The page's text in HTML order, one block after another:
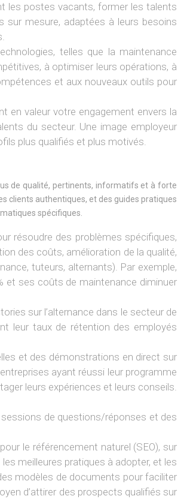
les postes vacants, former les talents
mesure, adaptées à leurs besoins
telles que la maintenance
à optimiser leurs opérations, à
et aux nouveaux outils pour
en valeur votre engagement envers la
du secteur. Une image employeur
plus qualifiés et plus motivés.
de qualité, pertinents, informatifs et à forte
clients authentiques, et des guides pratiques
spécifiques.
résoudre des problèmes spécifiques,
des coûts, amélioration de la qualité,
tuteurs, alternants). Par exemple,
et ses coûts de maintenance diminuer
sur l’alternance dans le secteur de
leur taux de rétention des employés
et des démonstrations en direct sur
ayant réussi leur programme
leurs expériences et leurs conseils.
sessions de questions/réponses et des
le référencement naturel (SEO), sur
meilleures pratiques à adopter, et les
modèles de documents pour faciliter
d’attirer des prospects qualifiés sur